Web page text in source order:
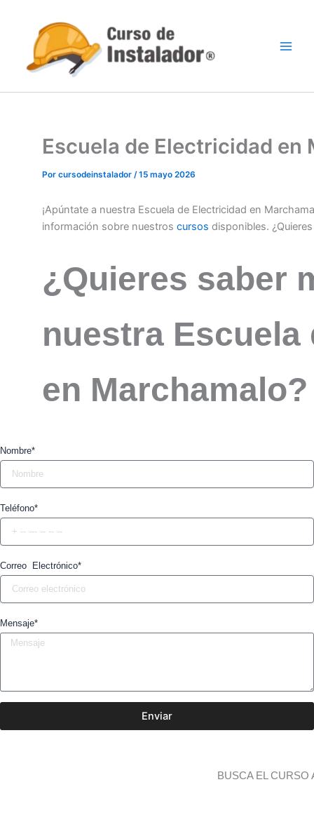
contenido
Escuela de Electricidad en
Por cursodeinstalador /15 mayo 2026
¡Apúntate a nuestra Escuela de Electricidad en
información sobre nuestros cursos disponibles.
¿Quieres saber
nuestra
en
Nombre*
Teléfono*
Correo Electrónico*
Mensaje*
Enviar
BUSCA EL CURSO